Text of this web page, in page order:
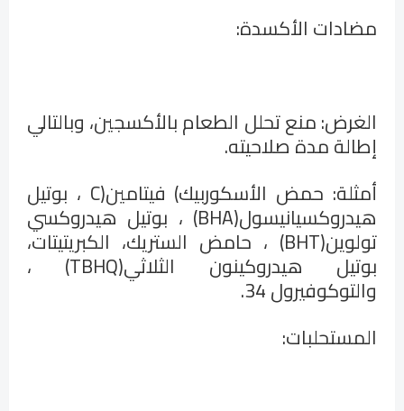
مضادات الأكسدة:
الغرض: منع تحلل الطعام بالأكسجين، وبالتالي
إطالة مدة صلاحيته.
أمثلة: حمض الأسكوربيك( فيتامينC) ، بوتيل
هيدروكسيانيسول(BHA) ، بوتيل هيدروكسي
تولوين(BHT) ، حامض الستريك، الكبريتيتات،
بوتيل هيدروكينون الثلاثي(TBHQ) ،
والتوكوفيرول 34
.
المستحلبات: